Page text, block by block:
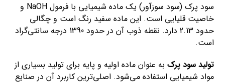
سود پرک (سود سوزآور) یک ماده شیمیایی با فرمول NaOH و
خاصیت قلیایی است. این ماده سفید رنگ است و چگالی
حدود 2.13 دارد. نقطه ذوب آن در حدود 1390 درجه سانتی‌گراد
است.
تولید سود پرک به عنوان ماده اولیه و پایه برای تولید بسیاری از
مواد شیمیایی استفاده می‌شود. اصلی‌ترین کاربرد آن در صنایع